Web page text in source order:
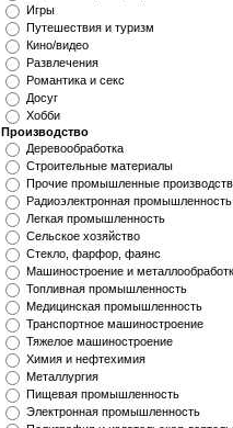
Игры
Путешествия и туризм
Кино/видео
Развлечения
Романтика и секс
Досуг
Хобби
Производство
Деревообработка
Строительные материалы
Прочие промышленные
Радиоэлектронная промышленность
Легкая промышленность
Сельское хозяйство
Стекло, фарфор, фаянс
Машиностроение и
Топливная промышленность
Медицинская промышленность
Транспортное машиностроение
Тяжелое машиностроение
Химия и нефтехимия
Металлургия
Пищевая промышленность
Электронная промышленность